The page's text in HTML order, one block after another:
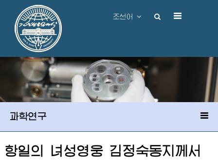
조선어
과학연구
항일의 녀성영웅 김정숙동지께서